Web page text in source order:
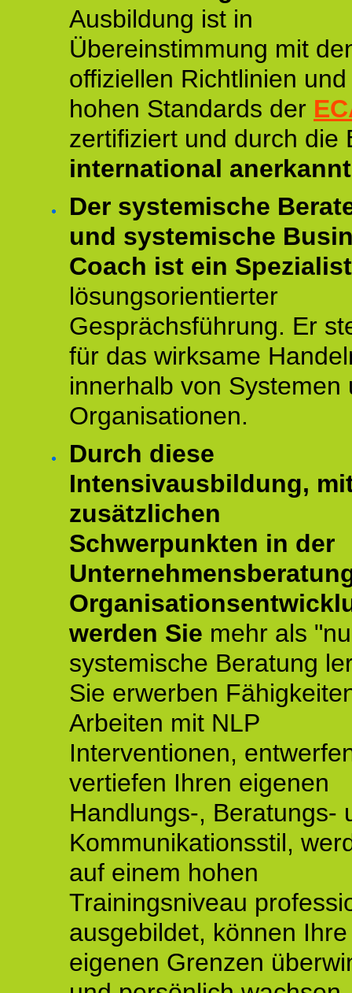
Ausbildung ist in
Übereinstimmung mit
offiziellen Richtlinien
hohen Standards der
zertifiziert und durch die
international
Der systemische
und systemische
Coach ist ein
lösungsorientierter
Gesprächsführung. Er
für das wirksame
innerhalb von Systemen
Organisationen.
Durch diese
Intensivausbildung,
zusätzlichen
Schwerpunkten in der
werden Sie mehr als
systemische Beratung
Sie erwerben
Arbeiten mit NLP
Interventionen,
vertiefen Ihren eigenen
Handlungs-, Beratungs-
Kommunikationsstil,
auf einem hohen
Trainingsniveau
ausgebildet, können Ihre
eigenen Grenzen